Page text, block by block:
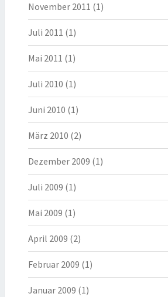
November 2011 (1)
Juli 2011 (1)
Mai 2011 (1)
Juli 2010 (1)
Juni 2010 (1)
März 2010 (2)
Dezember 2009 (1)
Juli 2009 (1)
Mai 2009 (1)
April 2009 (2)
Februar 2009 (1)
Januar 2009 (1)